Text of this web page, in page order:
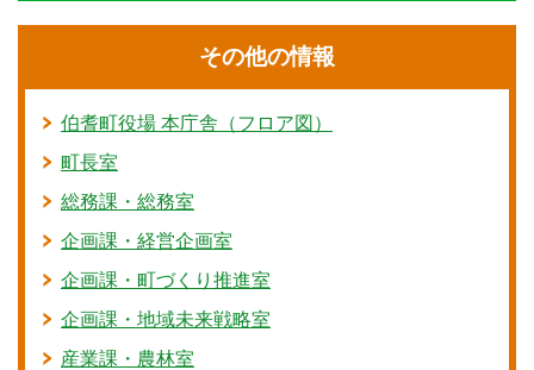
その他の情報
伯耆町役場 本庁舎（フロア図）
町長室
総務課・総務室
企画課・経営企画室
企画課・町づくり推進室
企画課・地域未来戦略室
産業課・農林室